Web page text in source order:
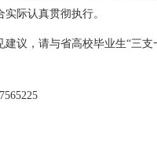
际认真贯彻执行。
建议，请与省高校毕业生“三支